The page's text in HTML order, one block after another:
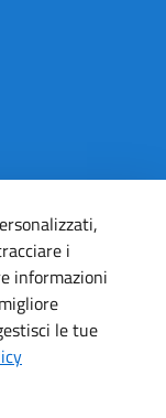
i
informazioni
le tue